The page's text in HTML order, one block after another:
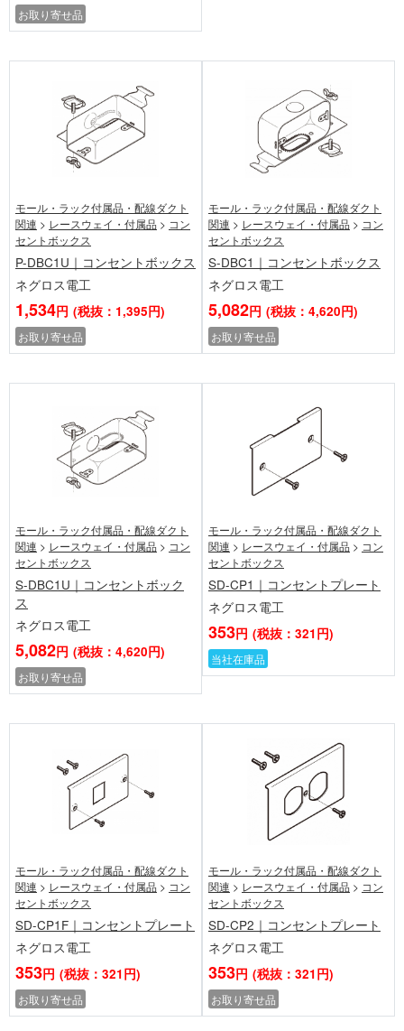
お取り寄せ品
モール・ラック付属品・配線ダクト
関連 > レースウェイ・付属品 > コン
セントボックス
P-DBC1U｜コンセントボックス
ネグロス電工
1,534円 (税抜：1,395円)
お取り寄せ品
モール・ラック付属品・配線ダクト
関連 > レースウェイ・付属品 > コン
セントボックス
S-DBC1｜コンセントボックス
ネグロス電工
5,082円 (税抜：4,620円)
お取り寄せ品
モール・ラック付属品・配線ダクト
関連 > レースウェイ・付属品 > コン
セントボックス
S-DBC1U｜コンセントボック
ス
ネグロス電工
5,082円 (税抜：4,620円)
お取り寄せ品
モール・ラック付属品・配線ダクト
関連 > レースウェイ・付属品 > コン
セントボックス
SD-CP1｜コンセントプレート
ネグロス電工
353円 (税抜：321円)
当社在庫品
モール・ラック付属品・配線ダクト
関連 > レースウェイ・付属品 > コン
セントボックス
SD-CP1F｜コンセントプレート
ネグロス電工
353円 (税抜：321円)
お取り寄せ品
モール・ラック付属品・配線ダクト
関連 > レースウェイ・付属品 > コン
セントボックス
SD-CP2｜コンセントプレート
ネグロス電工
353円 (税抜：321円)
お取り寄せ品